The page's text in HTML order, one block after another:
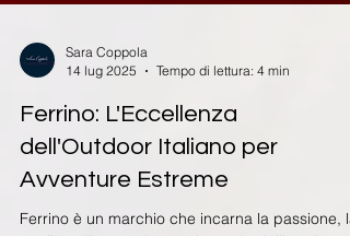
14 lug 2025
Tempo di lettura: 4 min
Ferrino: L'Eccellenza
dell'Outdoor Italiano per